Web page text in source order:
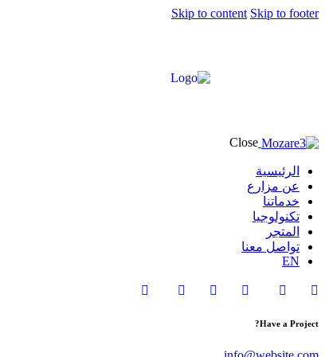
Skip to content Skip to footer
Close
الرئيسية
عن مزارع
خدماتنا
تكنولوجيا
المتجر
تواصل معنا
EN
Have a Project?